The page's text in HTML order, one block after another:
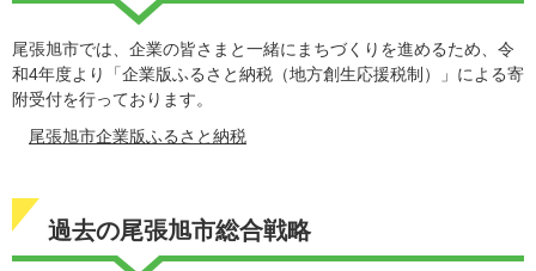
尾張旭市では、企業の皆さまと一緒にまちづくりを進めるため、令
和4年度より「企業版ふるさと納税（地方創生応援税制）」による寄
附受付を行っております。
尾張旭市企業版ふるさと納税
過去の尾張旭市総合戦略